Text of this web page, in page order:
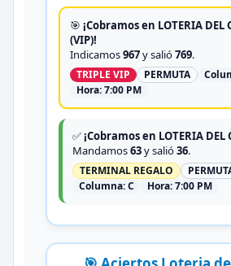
🎯 ¡Cobramos en LOTERIA DEL
(VIP)!
Indicamos967y salió769.
TRIPLE VIP PERMUTA
Hora:7:00 PM
✅¡Cobramos en LOTERIA DEL
Mandamos63y salió36.
TERMINAL REGALO
Columna:C Hora:7:00 PM